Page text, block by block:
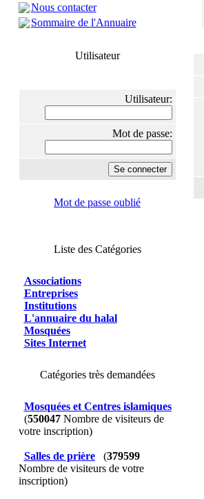
Nous contacter
Sommaire de l'Annuaire
Utilisateur
Utilisateur:
Mot de passe:
Mot de passe oublié
Liste des Catégories
Associations
Entreprises
Institutions
L'annuaire du halal
Mosquées
Sites Internet
Catégories très demandées
Mosquées et Centres islamiques
(550047Nombre de visiteurs de
votre inscription)
Salles de prière (379599
Nombre de visiteurs de votre
inscription)